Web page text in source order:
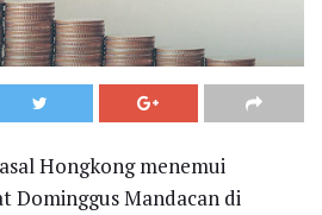
Hongkong menemui
Dominggus Mandacan di